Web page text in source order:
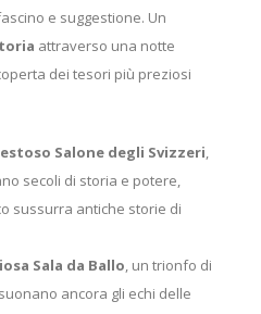
e suggestione. Un
attraverso una notte
dei tesori più preziosi
Salone degli Svizzeri,
secoli di storia e potere,
sussurra antiche storie di
Sala da Ballo, un trionfo di
ancora gli echi delle